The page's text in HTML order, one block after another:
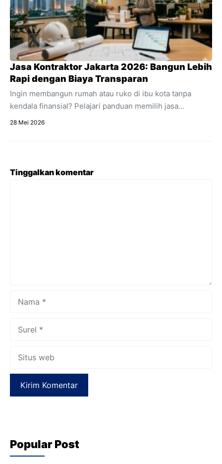
Jasa Kontraktor Jakarta 2026: Bangun Lebih
Rapi dengan Biaya Transparan
Ingin membangun rumah atau ruko di ibu kota tanpa
kendala finansial? Pelajari panduan memilih jasa
kontraktor Jakarta dengan estimasi RAB transparan dan
28 Mei 2026
Tinggalkan komentar
Popular Post